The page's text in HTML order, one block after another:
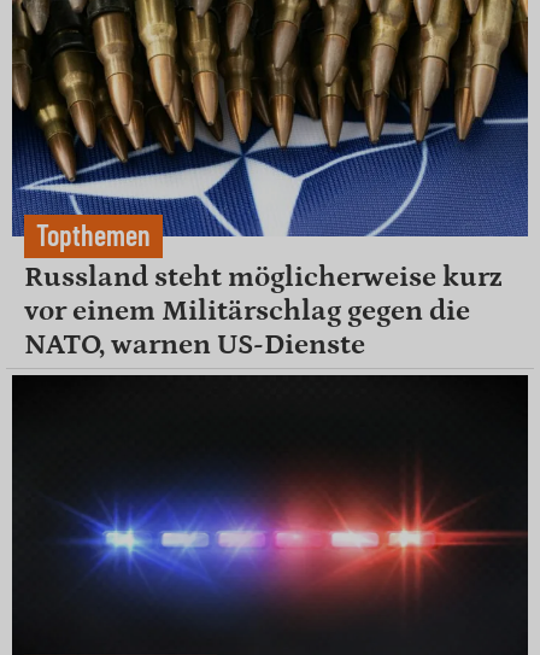
Topthemen
Russland steht möglicherweise kurz
vor einem Militärschlag gegen die
NATO, warnen US-Dienste